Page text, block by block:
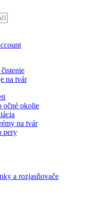
na tvár
očné okolie
na tvár
pery
a rozjasňovače